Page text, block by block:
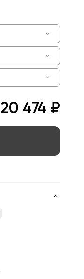
20 474 ₽